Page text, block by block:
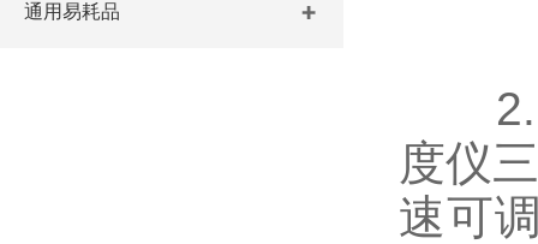
通用易耗品
2.输
度仪
速可